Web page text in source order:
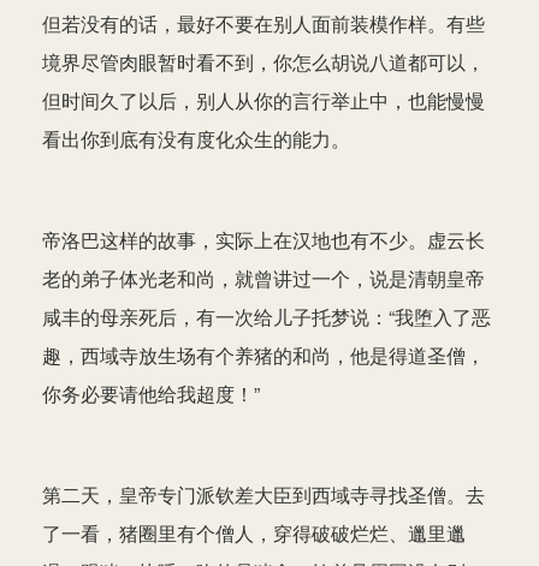
但若没有的话，最好不要在别人面前装模作样。有些
境界尽管肉眼暂时看不到，你怎么胡说八道都可以，
但时间久了以后，别人从你的言行举止中，也能慢慢
看出你到底有没有度化众生的能力。
帝洛巴这样的故事，实际上在汉地也有不少。虚云长
老的弟子体光老和尚，就曾讲过一个，说是清朝皇帝
咸丰的母亲死后，有一次给儿子托梦说：“我堕入了恶
趣，西域寺放生场有个养猪的和尚，他是得道圣僧，
你务必要请他给我超度！”
第二天，皇帝专门派钦差大臣到西域寺寻找圣僧。去
了一看，猪圈里有个僧人，穿得破破烂烂、邋里邋